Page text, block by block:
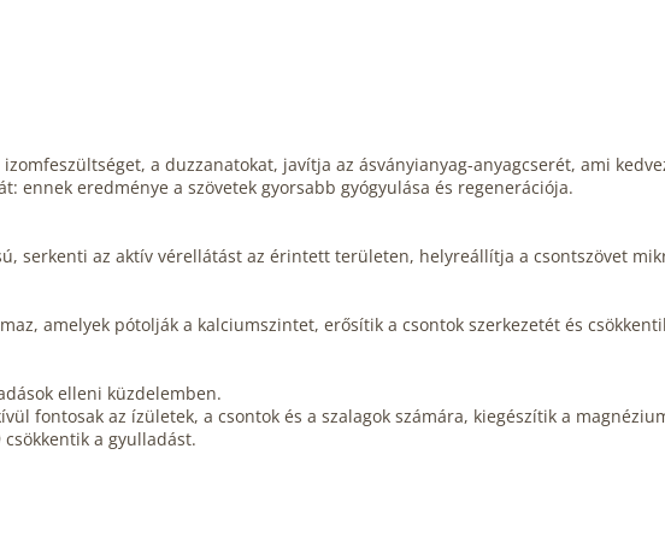
a duzzanatokat, javítja az ásványianyag-anyagcserét, ami
ennek eredménye a szövetek gyorsabb gyógyulása és regenerációja.
serkenti az aktív vérellátást az érintett területen, helyreállítja a csontszövet
amelyek pótolják a kalciumszintet, erősítik a csontok szerkezetét és
elleni küzdelemben.
fontosak az ízületek, a csontok és a szalagok számára, kiegészítik a
csökkentik a gyulladást.